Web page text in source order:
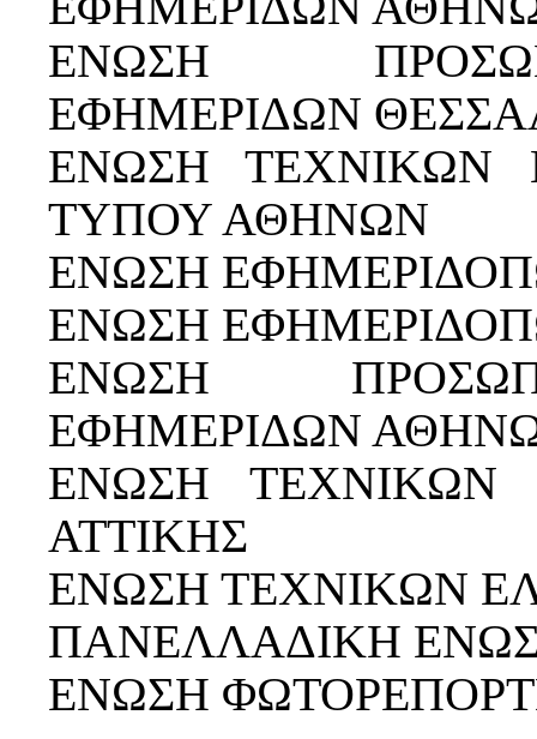
ΕΝΩΣΗ
ΕΦΗΜΕΡΙΔΩΝ
ΕΝΩΣΗ ΤΕΧΝΙΚΩΝ
ΤΥΠΟΥ ΑΘΗΝΩΝ
ΕΝΩΣΗ
ΕΝΩΣΗ
ΕΝΩΣΗ
ΕΦΗΜΕΡΙΔΩΝ
ΕΝΩΣΗ ΤΕΧΝΙΚΩΝ
ΑΤΤΙΚΗΣ
ΕΝΩΣΗ ΤΕΧΝΙΚΩΝ
ΠΑΝΕΛΛΑΔΙΚΗ
ΕΝΩΣΗ